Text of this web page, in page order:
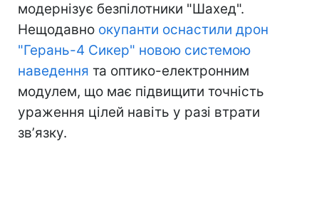
модернізує безпілотники "Шахед".
Нещодавно окупанти оснастили дрон
"Герань-4 Сикер" новою системою
наведення та оптико-електронним
модулем, що має підвищити точність
ураження цілей навіть у разі втрати
звʼязку.